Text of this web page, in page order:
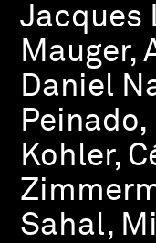
Jacques
Mauger,
Daniel
Kohler,
Sahal,